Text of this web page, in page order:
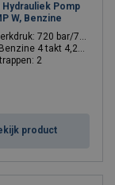
Hydrauliek Pomp
W, Benzine
720 bar/72 Mpa
4 takt 4,2PK-3,1kW
2
product